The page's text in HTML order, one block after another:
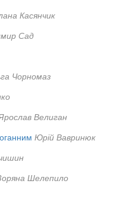
Касянчик
Сад
Чорномаз
Велиган
Юрій Вавринюк
Шелепило